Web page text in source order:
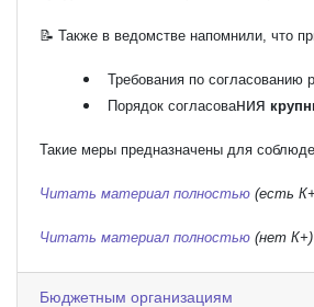
📝 Также в ведомстве напомнили, что
Требования по согласованию
Порядок согласования
Такие меры предназначены для
Читать материал полностью (есть
Читать материал полностью (нет К+)
Бюджетным организациям